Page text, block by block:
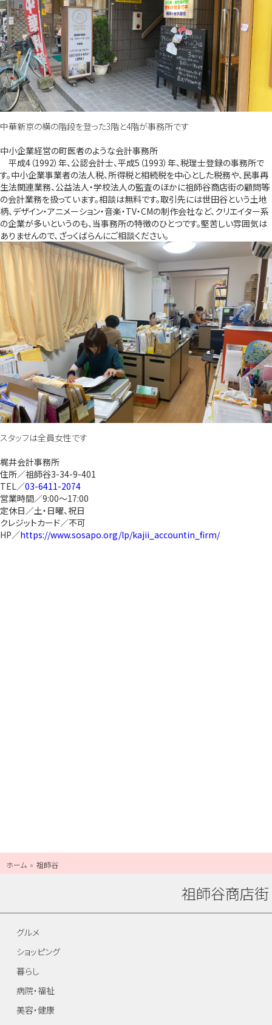
中華新京の横の階段を登った3階と4階が事務所です
中小企業経営の町医者のような会計事務所
平成4（1992）年、公認会計士、平成5（1993）年、税理士登録の事務所で
す。中小企業事業者の法人税、所得税と相続税を中心とした税務や、民事再
生法関連業務、公益法人・学校法人の監査のほかに祖師谷商店街の顧問等
の会計業務を扱っています。相談は無料です。取引先には世田谷という土地
柄、デザイン・アニメーション・音楽・TV・CMの制作会社など、クリエイター系
の企業が多いというのも、当事務所の特徴のひとつです。堅苦しい雰囲気は
ありませんので、ざっくばらんにご相談ください。
スタッフは全員女性です
梶井会計事務所
住所／祖師谷3-34-9-401
TEL／03-6411-2074
営業時間／9:00～17:00
定休日／土・日曜、祝日
クレジットカード／不可
HP／https://www.sosapo.org/lp/kajii_accountin_firm/
ホーム 祖師谷
祖師谷商店街
グルメ
ショッピング
暮らし
病院・福祉
美容・健康